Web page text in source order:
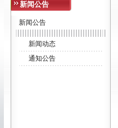
新闻公告
新闻公告
新闻动态
通知公告